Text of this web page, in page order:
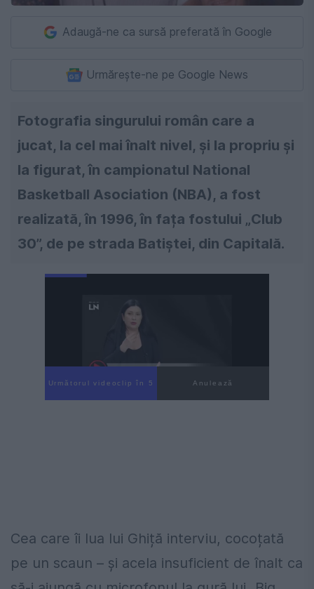
Adaugă-ne ca sursă preferată în Google
Urmărește-ne pe Google News
Fotografia singurului român care a
jucat, la cel mai înalt nivel, și la propriu și
la figurat, în campionatul National
Basketball Asociation (NBA), a fost
realizată, în 1996, în fața fostului „Club
30”, de pe strada Batiștei, din Capitală.
Următorul videoclip în 4 Anulează
Cea care îi lua lui Ghiță interviu, cocoțată
pe un scaun – și acela insuficient de înalt ca